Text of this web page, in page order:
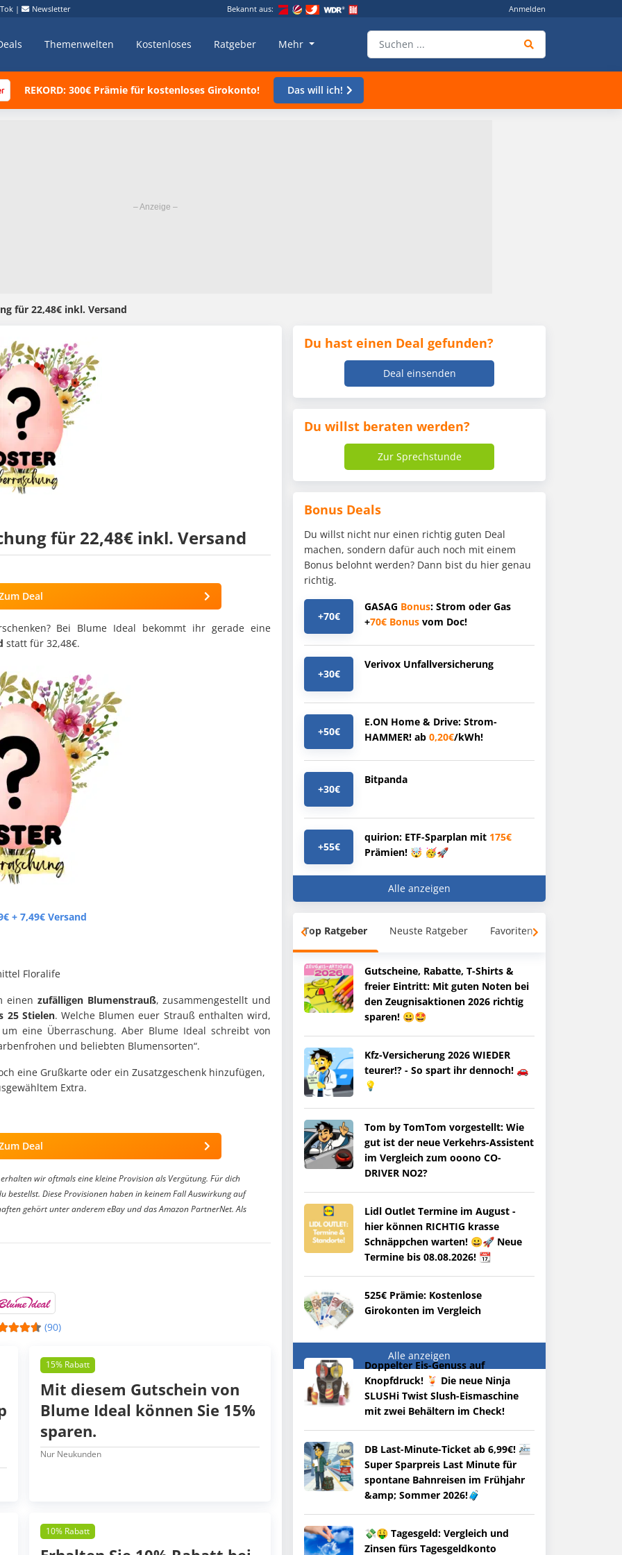
| Newsletter Bekannt aus: Anmelden
Themenwelten Kostenloses Ratgeber Mehr
REKORD: 300€ Prämie für kostenloses Girokonto! Das will ich!
für 22,48€ inkl. Versand
für 22,48€ inkl. Versand
Deal
Bei Blume Ideal bekommt ihr gerade eine
statt für 32,48€.
+ 7,49€ Versand
Floralife
einen zufälligen Blumenstrauß, zusammengestellt und
25 Stielen. Welche Blumen euer Strauß enthalten wird,
eine Überraschung. Aber Blume Ideal schreibt von
und beliebten Blumensorten“.
eine Grußkarte oder ein Zusatzgeschenk hinzufügen,
Extra.
Deal
wir oftmals eine kleine Provision als Vergütung. Für dich
Diese Provisionen haben in keinem Fall Auswirkung auf
gehört unter anderem eBay und das Amazon PartnerNet. Als
(90)
15% Rabatt
Mit diesem Gutschein von
Blume Ideal können Sie 15%
sparen.
Nur Neukunden
10% Rabatt
Du hast einen Deal gefunden?
Deal einsenden
Du willst beraten werden?
Zur Sprechstunde
Bonus Deals
Du willst nicht nur einen richtig guten Deal
machen, sondern dafür auch noch mit einem
Bonus belohnt werden? Dann bist du hier genau
richtig.
+70€
GASAG Bonus: Strom oder Gas
+70€ Bonus vom Doc!
+30€
Verivox Unfallversicherung
+50€
E.ON Home & Drive: Strom-
HAMMER! ab 0,20€/kWh!
+30€
Bitpanda
+55€
quirion: ETF-Sparplan mit 175€
Prämien! 🤯 🥳🚀
Alle anzeigen
Top Ratgeber Neuste Ratgeber Favoriten
Gutscheine, Rabatte, T-Shirts &
freier Eintritt: Mit guten Noten bei
den Zeugnisaktionen 2026 richtig
sparen! 😀🤩
Kfz-Versicherung 2026 WIEDER
teurer!? - So spart ihr dennoch! 🚗
💡
Tom by TomTom vorgestellt: Wie
gut ist der neue Verkehrs-Assistent
im Vergleich zum ooono CO-
DRIVER NO2?
Lidl Outlet Termine im August -
hier können RICHTIG krasse
Schnäppchen warten! 😀🚀 Neue
Termine bis 08.08.2026! 📆
525€ Prämie: Kostenlose
Girokonten im Vergleich
Alle anzeigen
Doppelter Eis-Genuss auf
Knopfdruck! 🍹 Die neue Ninja
SLUSHi Twist Slush-Eismaschine
mit zwei Behältern im Check!
DB Last-Minute-Ticket ab 6,99€! 🚈
Super Sparpreis Last Minute für
spontane Bahnreisen im Frühjahr
&amp; Sommer 2026!🧳
💸🤑 Tagesgeld: Vergleich und
Zinsen fürs Tagesgeldkonto